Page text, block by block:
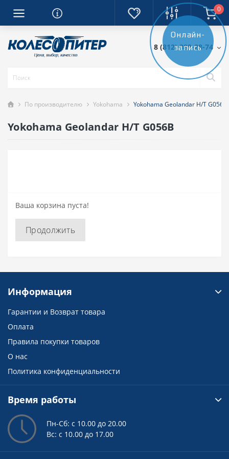
0
8 (812) 389-28-74
По производителю Yokohama Yokohama Geolandar H/T G056B
Yokohama Geolandar H/T G056B
Ваша корзина пуста!
Продолжить
Онлайн-
запись
Информация
Гарантии и Возврат товара
Оплата
Правила покупки товаров
О нас
Политика конфиденциальности
Время работы
Пн-Сб: с 10.00 до 20.00
Вс: с 10.00 до 17.00